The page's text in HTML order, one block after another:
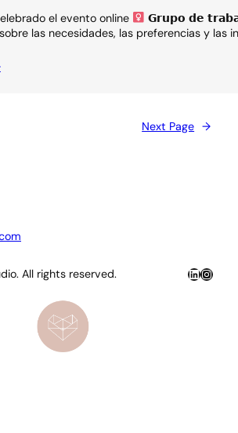
el evento online
𝗚𝗿𝘂𝗽𝗼 𝗱𝗲
las necesidades, las preferencias y las
Next Page →
All rights reserved. LinkedIn